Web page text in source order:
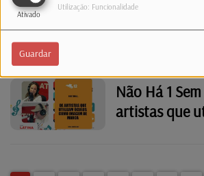
Ativado
Utilização: Funcionalidade
Guardar
Não Há 1 Sem
temas de
números no
Não Há 1
artistas que